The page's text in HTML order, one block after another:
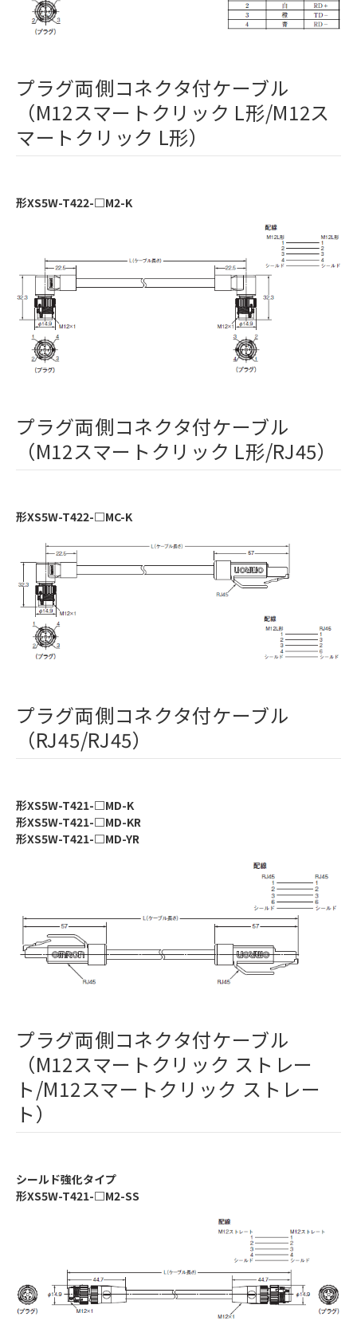
プラグ両側コネクタ付ケーブル
（M12スマートクリック L形/M12ス
マートクリック L形）
形XS5W-T422-□M2-K
プラグ両側コネクタ付ケーブル
（M12スマートクリック L形/RJ45）
形XS5W-T422-□MC-K
プラグ両側コネクタ付ケーブル
（RJ45/RJ45）
形XS5W-T421-□MD-K
形XS5W-T421-□MD-KR
形XS5W-T421-□MD-YR
プラグ両側コネクタ付ケーブル
（M12スマートクリック ストレー
ト/M12スマートクリック ストレー
ト）
シールド強化タイプ
形XS5W-T421-□M2-SS